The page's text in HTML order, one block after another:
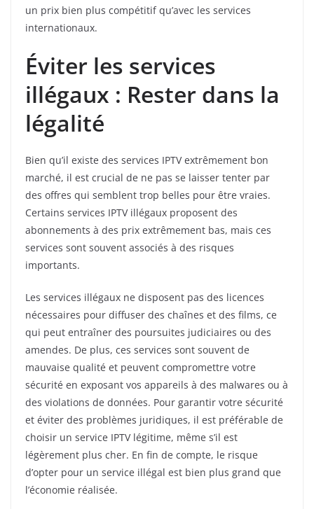
un prix bien plus compétitif qu’avec les services
internationaux.
Éviter les services
illégaux : Rester dans la
légalité
Bien qu’il existe des services IPTV extrêmement bon
marché, il est crucial de ne pas se laisser tenter par
des offres qui semblent trop belles pour être vraies.
Certains services IPTV illégaux proposent des
abonnements à des prix extrêmement bas, mais ces
services sont souvent associés à des risques
importants.
Les services illégaux ne disposent pas des licences
nécessaires pour diffuser des chaînes et des films, ce
qui peut entraîner des poursuites judiciaires ou des
amendes. De plus, ces services sont souvent de
mauvaise qualité et peuvent compromettre votre
sécurité en exposant vos appareils à des malwares ou à
des violations de données. Pour garantir votre sécurité
et éviter des problèmes juridiques, il est préférable de
choisir un service IPTV légitime, même s’il est
légèrement plus cher. En fin de compte, le risque
d’opter pour un service illégal est bien plus grand que
l’économie réalisée.